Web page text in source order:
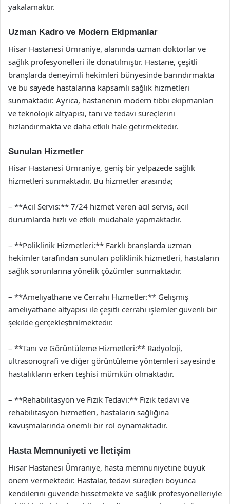
yakalamaktır.
Uzman Kadro ve Modern Ekipmanlar
Hisar Hastanesi Ümraniye, alanında uzman doktorlar ve
sağlık profesyonelleri ile donatılmıştır. Hastane, çeşitli
branşlarda deneyimli hekimleri bünyesinde barındırmakta
ve bu sayede hastalarına kapsamlı sağlık hizmetleri
sunmaktadır. Ayrıca, hastanenin modern tıbbi ekipmanları
ve teknolojik altyapısı, tanı ve tedavi süreçlerini
hızlandırmakta ve daha etkili hale getirmektedir.
Sunulan Hizmetler
Hisar Hastanesi Ümraniye, geniş bir yelpazede sağlık
hizmetleri sunmaktadır. Bu hizmetler arasında;
– **Acil Servis:** 7/24 hizmet veren acil servis, acil
durumlarda hızlı ve etkili müdahale yapmaktadır.
– **Poliklinik Hizmetleri:** Farklı branşlarda uzman
hekimler tarafından sunulan poliklinik hizmetleri, hastaların
sağlık sorunlarına yönelik çözümler sunmaktadır.
– **Ameliyathane ve Cerrahi Hizmetler:** Gelişmiş
ameliyathane altyapısı ile çeşitli cerrahi işlemler güvenli bir
şekilde gerçekleştirilmektedir.
– **Tanı ve Görüntüleme Hizmetleri:** Radyoloji,
ultrasonografi ve diğer görüntüleme yöntemleri sayesinde
hastalıkların erken teşhisi mümkün olmaktadır.
– **Rehabilitasyon ve Fizik Tedavi:** Fizik tedavi ve
rehabilitasyon hizmetleri, hastaların sağlığına
kavuşmalarında önemli bir rol oynamaktadır.
Hasta Memnuniyeti ve İletişim
Hisar Hastanesi Ümraniye, hasta memnuniyetine büyük
önem vermektedir. Hastalar, tedavi süreçleri boyunca
kendilerini güvende hissetmekte ve sağlık profesyonelleriyle